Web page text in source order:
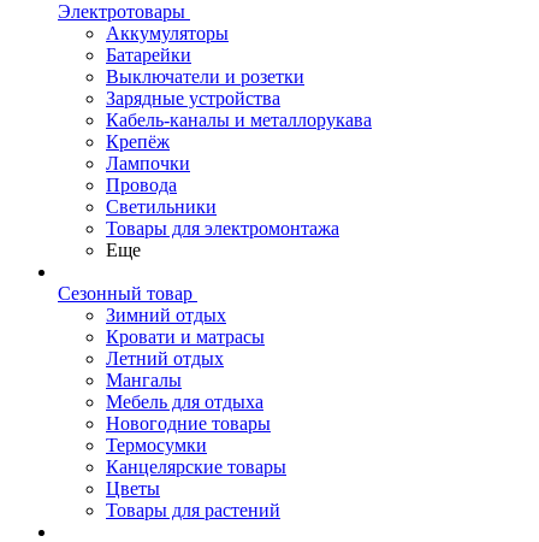
Электротовары
Аккумуляторы
Батарейки
Выключатели и розетки
Зарядные устройства
Кабель-каналы и металлорукава
Крепёж
Лампочки
Провода
Светильники
Товары для электромонтажа
Еще
Сезонный товар
Зимний отдых
Кровати и матрасы
Летний отдых
Мангалы
Мебель для отдыха
Новогодние товары
Термосумки
Канцелярские товары
Цветы
Товары для растений